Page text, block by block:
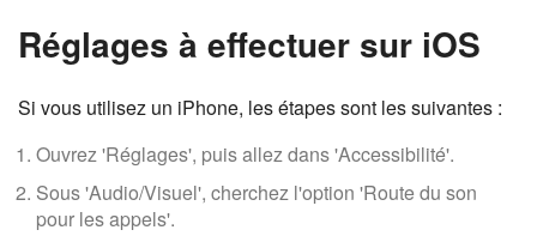
Réglages à effectuer sur iOS
Si vous utilisez un iPhone, les étapes sont les suivantes :
Ouvrez 'Réglages', puis allez dans 'Accessibilité'.
Sous 'Audio/Visuel', cherchez l'option 'Route du son
pour les appels'.